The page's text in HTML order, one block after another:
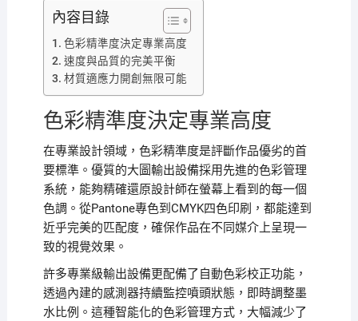
內容目錄
色彩精準度決定專業高度
速度與品質的完美平衡
材質適應力開創無限可能
色彩精準度決定專業高度
在專業設計領域，色彩精準度是評斷作品優劣的首
要標準。優質的大圖輸出設備採用先進的色彩管理
系統，能夠精確還原設計師在螢幕上看到的每一個
色調。從Pantone專色到CMYK四色印刷，都能達到
近乎完美的匹配度，確保作品在不同媒介上呈現一
致的視覺效果。
許多專業級輸出設備更配備了自動色彩校正功能，
透過內建的感測器持續監控噴頭狀態，即時調整墨
水比例。這種智能化的色彩管理方式，大幅減少了